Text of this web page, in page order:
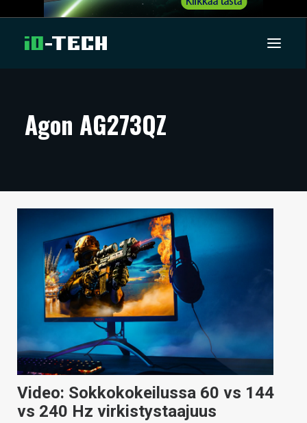
ARTIKKELIT
TECHBBS
HINTA.FI
KAUPPA
VAIHDA TEEMA
HAKU
Agon AG273QZ
Video: Sokkokokeilussa 60 vs 144
vs 240 Hz virkistystaajuus